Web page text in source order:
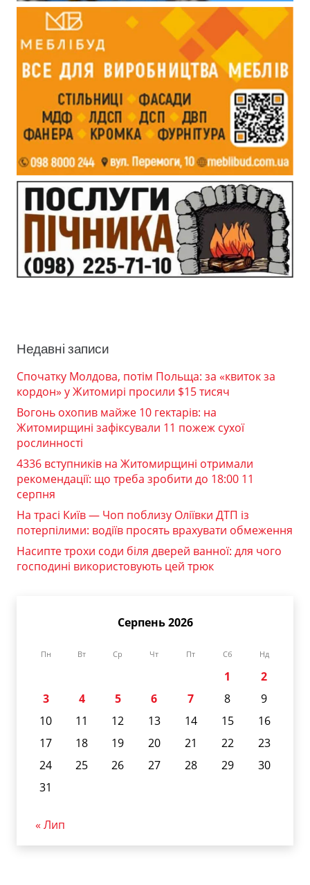
Недавні записи
Спочатку Молдова, потім Польща: за «квиток за
кордон» у Житомирі просили $15 тисяч
Вогонь охопив майже 10 гектарів: на
Житомирщині зафіксували 11 пожеж сухої
рослинності
4336 вступників на Житомирщині отримали
рекомендації: що треба зробити до 18:00 11
серпня
На трасі Київ — Чоп поблизу Оліївки ДТП із
потерпілими: водіїв просять врахувати обмеження
Насипте трохи соди біля дверей ванної: для чого
господині використовують цей трюк
Серпень 2026
Пн Вт Ср Чт Пт Сб Нд
1
2
3
4 5 6 7 8
9
10
11 12 13 14 15
16
17
18 19 20 21 22
23
24
25 26 27 28 29
30
31
« Лип